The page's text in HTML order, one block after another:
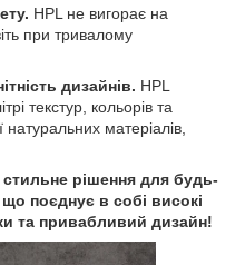
HPL не вигорає на
при тривалому
дизайнів. HPL
текстур, кольорів та
натуральних матеріалів,
рішення для будь-
поєднує в собі високі
та привабливий дизайн!